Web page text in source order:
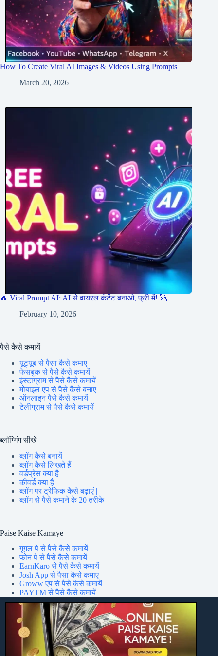
How To Create Viral AI Images & Videos Using Prompts
March 20, 2026
🔥 Viral Prompt AI: AI से वायरल कंटेंट बनाओ, फ्री में! 🚀
February 10, 2026
पैसे कैसे कमायें
यूट्यूब से पैसा कैसे कमाए
फेसबुक से पैसे कैसे कमायें
इंस्टाग्राम से पैसे कैसे कमायें
मोबाइल एप से पैसे कैसे बनाए
ऑनलाइन पैसे कैसे कमायें
टेलीग्राम से पैसे कैसे कमायें
ब्लॉग्गिंग सीखें
ब्लॉग कैसे बनायें
ब्लॉग कैसे लिखते हैं
वर्डप्रेस क्या है
कीवर्ड क्या है
ब्लॉग पर ट्रेफिक कैसे बढ़ाएं |
ब्लॉग से पैसे कमाने के 20 तरीके
Paise Kaise Kamaye
गूगल पे से पैसे कैसे कमायें
फोन पे से पैसे कैसे कमायें
EarnKaro से पैसे कैसे कमायें
Josh App से पैसा कैसे कमाए
Groww एप से पैसे कैसे कमायें
PAYTM से पैसे कैसे कमायें